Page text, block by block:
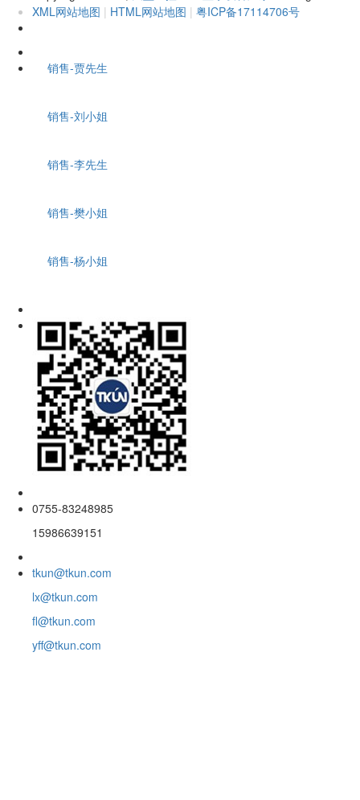
XML网站地图 | HTML网站地图 | 粤ICP备17114706号
销售-贾先生
销售-刘小姐
销售-李先生
销售-樊小姐
销售-杨小姐
0755-83248985
15986639151
tkun@tkun.com
lx@tkun.com
fl@tkun.com
yff@tkun.com